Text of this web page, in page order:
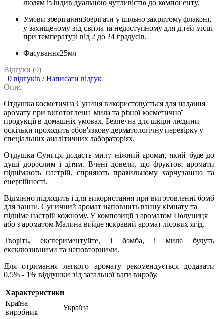
людям із індивідуальною чутливістю до компоненту.
Умови зберіганняЗберігати у щільно закритому флаконі,
у захищеному від світла та недоступному для дітей місці
при температурі від 2 до 24 градусів.
Фасування25мл
Відгуки (0)
0 відгуків / Написати відгук
Опис
Отдушка косметична Суниця використовується для надання
аромату при виготовленні мила та різної косметичної
продукції в домашніх умовах. Безпечна для шкіри людини,
оскільки проходить обов'язкову дерматологічну перевірку у
спеціальних аналітичних лабораторіях.
Отдушка Суниця додасть милу ніжний аромат, який буде до
душі дорослим і дітям. Вчені довели, що фруктові аромати
піднімають настрій, сприяють правильному харчуванню та
енергійності.
Відмінно підходить і для використання при виготовленні бомб
для ванни. Суничний аромат наповнить ванну кімнату та
підніме настрій кожному. У композиції з ароматом Полуниця
або з ароматом Малина вийде яскравий аромат лісових ягід.
Творіть, експериментуйте, і бомба, і мило будуть
ексклюзивними та неповторними.
Для отримання легкого аромату рекомендується додавати
0,5% - 1% віддушки від загальної ваги виробу.
Характеристики
Країна
виробник
Україна